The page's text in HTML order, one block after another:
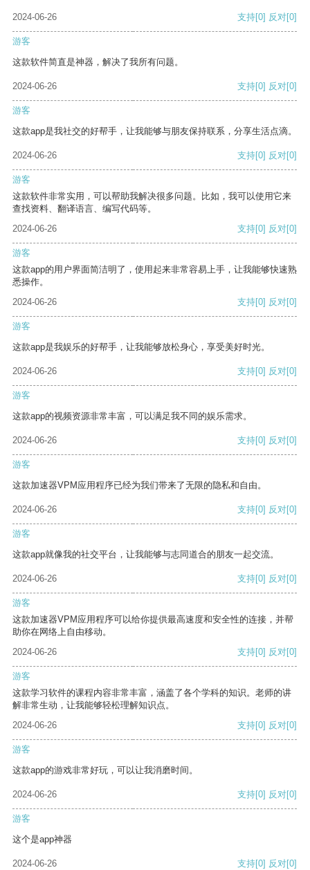
2024-06-26 支持[0] 反对[0]
游客
这款软件简直是神器，解决了我所有问题。
2024-06-26 支持[0] 反对[0]
游客
这款app是我社交的好帮手，让我能够与朋友保持联系，分享生活点滴。
2024-06-26 支持[0] 反对[0]
游客
这款软件非常实用，可以帮助我解决很多问题。比如，我可以使用它来
查找资料、翻译语言、编写代码等。
2024-06-26
支持[0] 反对[0]
游客
这款app的用户界面简洁明了，使用起来非常容易上手，让我能够快速熟
悉操作。
2024-06-26
支持[0] 反对[0]
游客
这款app是我娱乐的好帮手，让我能够放松身心，享受美好时光。
2024-06-26 支持[0] 反对[0]
游客
这款app的视频资源非常丰富，可以满足我不同的娱乐需求。
2024-06-26 支持[0] 反对[0]
游客
这款加速器VPM应用程序已经为我们带来了无限的隐私和自由。
2024-06-26 支持[0] 反对[0]
游客
这款app就像我的社交平台，让我能够与志同道合的朋友一起交流。
2024-06-26 支持[0] 反对[0]
游客
这款加速器VPM应用程序可以给你提供最高速度和安全性的连接，并帮
助你在网络上自由移动。
2024-06-26
支持[0] 反对[0]
游客
这款学习软件的课程内容非常丰富，涵盖了各个学科的知识。老师的讲
解非常生动，让我能够轻松理解知识点。
2024-06-26
支持[0] 反对[0]
游客
这款app的游戏非常好玩，可以让我消磨时间。
2024-06-26 支持[0] 反对[0]
游客
这个是app神器
2024-06-26 支持[0] 反对[0]